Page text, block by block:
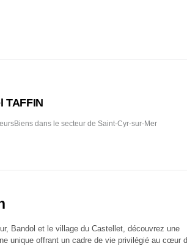
TAFFIN
dans le secteur de Saint-Cyr-sur-Mer
Bandol et le village du Castellet, découvrez une
unique offrant un cadre de vie privilégié au cœur